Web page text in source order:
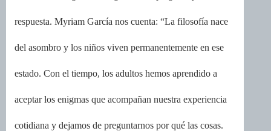
respuesta. Myriam García nos cuenta: “La filosofía nace
del asombro y los niños viven permanentemente en ese
estado. Con el tiempo, los adultos hemos aprendido a
aceptar los enigmas que acompañan nuestra experiencia
cotidiana y dejamos de preguntarnos por qué las cosas.